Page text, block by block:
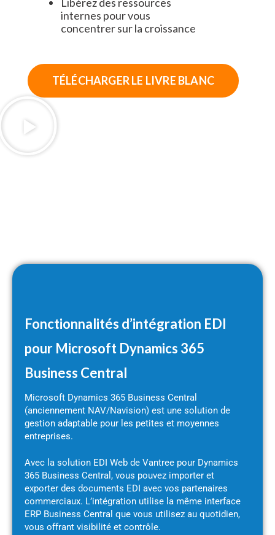
internes pour vous
concentrer sur la croissance
TÉLÉCHARGER LE LIVRE BLANC
Fonctionnalités d’intégration EDI
pour Microsoft Dynamics 365
Business Central
Microsoft Dynamics 365 Business Central
(anciennement NAV/Navision) est une solution de
gestion adaptable pour les petites et moyennes
entreprises.
Avec la solution EDI Web de Vantree pour Dynamics
365 Business Central, vous pouvez importer et
exporter des documents EDI avec vos partenaires
commerciaux. L’intégration utilise la même interface
ERP Business Central que vous utilisez au quotidien,
vous offrant visibilité et contrôle.